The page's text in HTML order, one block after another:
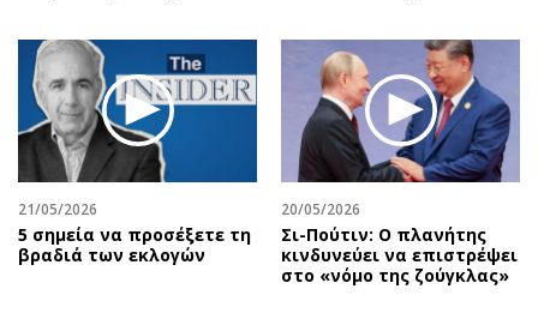
21/05/2026
5 σημεία να προσέξετε τη
βραδιά των εκλογών
20/05/2026
Σι-Πούτιν: Ο πλανήτης
κινδυνεύει να επιστρέψει
στο «νόμο της ζούγκλας»